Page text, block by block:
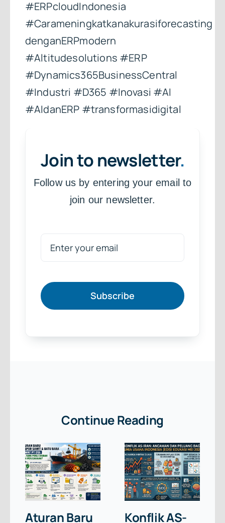
#ERPcloudIndonesia
#Carameningkatkanakurasiforecasting
denganERPmodern
#Altitudesolutions #ERP
#Dynamics365BusinessCentral
#Industri #D365 #Inovasi #AI
#AIdanERP #transformasidigital
Join to newsletter.
Follow us by entering your email to
join our newsletter.
Subscribe
Continue Reading
Aturan Baru
Konflik AS-